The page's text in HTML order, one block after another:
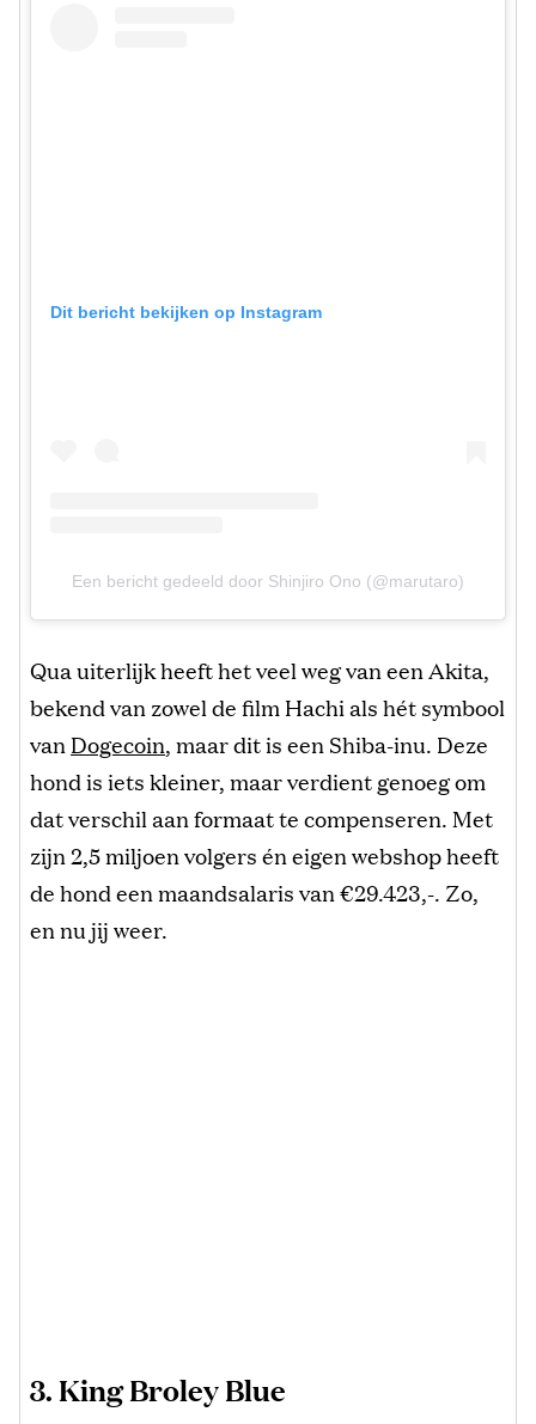
Dit bericht bekijken op Instagram
Een bericht gedeeld door Shinjiro Ono (@marutaro)
Qua uiterlijk heeft het veel weg van een Akita,
bekend van zowel de film Hachi als hét symbool
vanDogecoin, maar dit is een Shiba-inu. Deze
hond is iets kleiner, maar verdient genoeg om
dat verschil aan formaat te compenseren. Met
zijn 2,5 miljoen volgers én eigen webshop heeft
de hond een maandsalaris van €29.423,-. Zo,
en nu jij weer.
3. King Broley Blue